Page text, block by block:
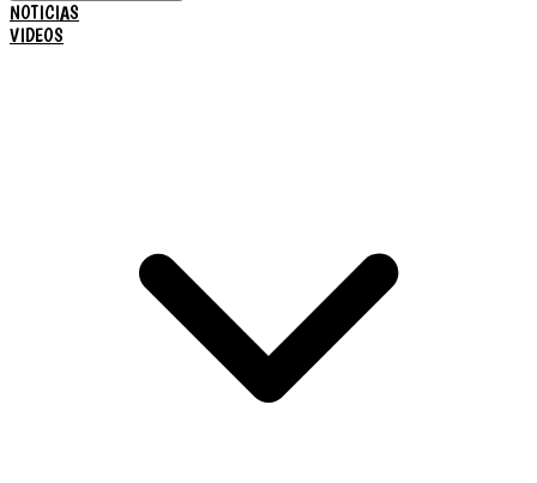
NOTICIAS
VIDEOS